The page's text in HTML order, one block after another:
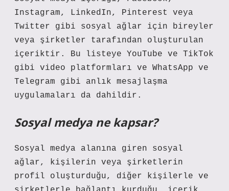
Instagram, LinkedIn, Pinterest veya
Twitter gibi sosyal ağlar için bireyler
veya şirketler tarafından oluşturulan
içeriktir. Bu listeye YouTube ve TikTok
gibi video platformları ve WhatsApp ve
Telegram gibi anlık mesajlaşma
uygulamaları da dahildir.
Sosyal medya ne kapsar?
Sosyal medya alanına giren sosyal
ağlar, kişilerin veya şirketlerin
profil oluşturduğu, diğer kişilerle ve